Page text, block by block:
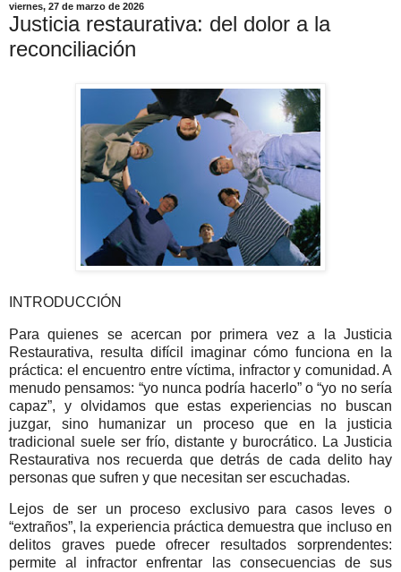
viernes, 27 de marzo de 2026
Justicia restaurativa: del dolor a la
reconciliación
INTRODUCCIÓN
Para quienes se acercan por primera vez a la Justicia
Restaurativa, resulta difícil imaginar cómo funciona en la
práctica: el encuentro entre víctima, infractor y comunidad. A
menudo pensamos: “yo nunca podría hacerlo” o “yo no sería
capaz”, y olvidamos que estas experiencias no buscan
juzgar, sino humanizar un proceso que en la justicia
tradicional suele ser frío, distante y burocrático. La Justicia
Restaurativa nos recuerda que detrás de cada delito hay
personas que sufren y que necesitan ser escuchadas.
Lejos de ser un proceso exclusivo para casos leves o
“extraños”, la experiencia práctica demuestra que incluso en
delitos graves puede ofrecer resultados sorprendentes:
permite al infractor enfrentar las consecuencias de sus